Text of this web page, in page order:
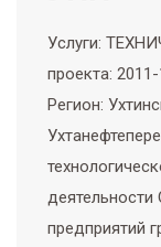
Услуги:
проекта:
Регион:
предприятий